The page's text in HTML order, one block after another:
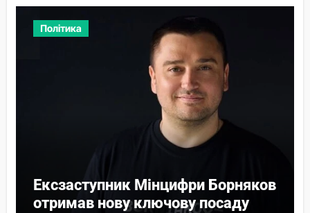
Політика
Ексзаступник Мінцифри Борняков
отримав нову ключову посаду